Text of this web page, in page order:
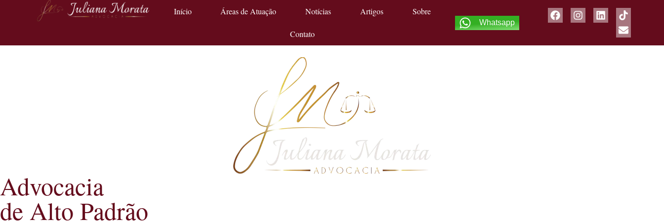
Início Áreas de Atuação Notícias Artigos Sobre
Contato
Whatsapp
Advocacia
de Alto Padrão